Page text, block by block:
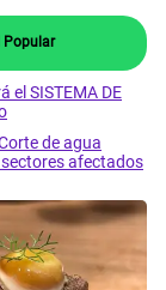
Popular
el SISTEMA DE
de agua
sectores afectados